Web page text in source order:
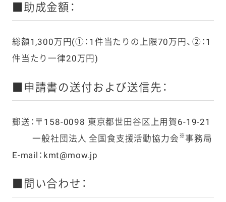
■助成金額：
総額1,300万円(①：1件当たりの上限70万円、②：1
件当たり一律20万円)
■申請書の送付および送信先：
郵送：〒158-0098 東京都世田谷区上用賀6-19-21
一般社団法人 全国食支援活動協力会 ※ 事務局
E-mail：kmt@mow.jp
■問い合わせ：